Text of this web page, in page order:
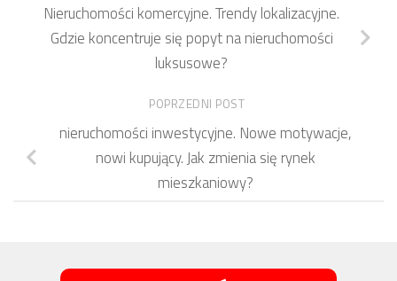
Nieruchomości komercyjne. Trendy lokalizacyjne.
Gdzie koncentruje się popyt na nieruchomości
luksusowe?
POPRZEDNI POST
nieruchomości inwestycyjne. Nowe motywacje,
nowi kupujący. Jak zmienia się rynek
mieszkaniowy?